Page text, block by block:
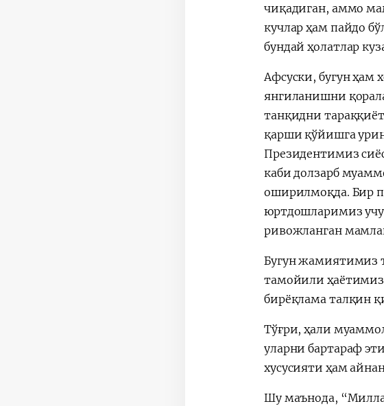
чиқадиган, аммо
кучлар ҳам пайдо
бундай ҳолатлар
Афсуски, бугун ҳам
янгиланишни
танқидни
қарши қўйишга
Президентимиз
каби долзарб
оширилмоқда. Бир
юртдошларимиз
ривожланган
Бугун жамиятимиз
тамойили
бирёқлама талқин
Тўғри, ҳали
уларни бартараф
хусусияти ҳам
Шу маънода,